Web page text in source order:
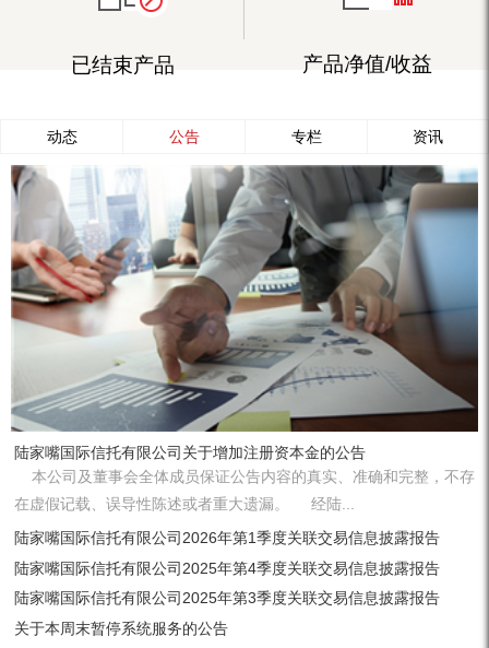
已结束产品 产品净值/收益
陆家嘴国际信托有限公司关于增加注册资本金的公告
本公司及董事会全体成员保证公告内容的真实、准确和完整，不存
在虚假记载、误导性陈述或者重大遗漏。 经陆...
陆家嘴国际信托有限公司2026年第1季度关联交易信息披露报告
陆家嘴国际信托有限公司2025年第4季度关联交易信息披露报告
陆家嘴国际信托有限公司2025年第3季度关联交易信息披露报告
关于本周末暂停系统服务的公告
动态 公告 专栏 资讯